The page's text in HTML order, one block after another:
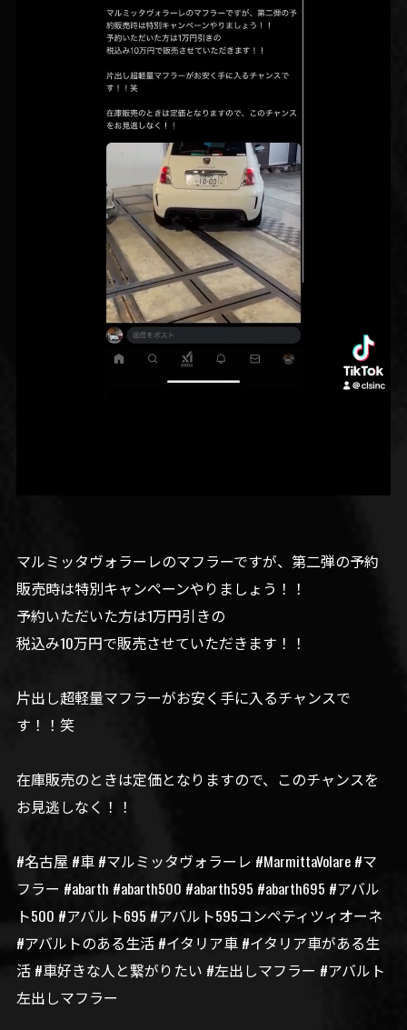
マルミッタヴォラーレのマフラーですが、第二弾の予約
販売時は特別キャンペーンやりましょう！！
予約いただいた方は1万円引きの
税込み10万円で販売させていただきます！！
片出し超軽量マフラーがお安く手に入るチャンスで
す！！笑
在庫販売のときは定価となりますので、このチャンスを
お見逃しなく！！
#名古屋 #車 #マルミッタヴォラーレ #MarmittaVolare #マ
フラー #abarth #abarth500 #abarth595 #abarth695 #アバル
ト500 #アバルト695 #アバルト595コンペティツィオーネ
#アバルトのある生活 #イタリア車 #イタリア車がある生
活 #車好きな人と繋がりたい #左出しマフラー #アバルト
左出しマフラー